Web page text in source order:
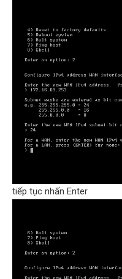
tiếp tục nhấn Enter